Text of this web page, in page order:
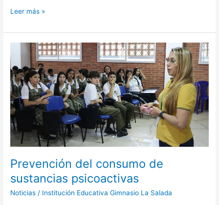
Leer más »
Prevención del consumo de
sustancias psicoactivas
Noticias / Institución Educativa Gimnasio La Salada
Prevención
del
consumo
de
sustancias
psicoactivas